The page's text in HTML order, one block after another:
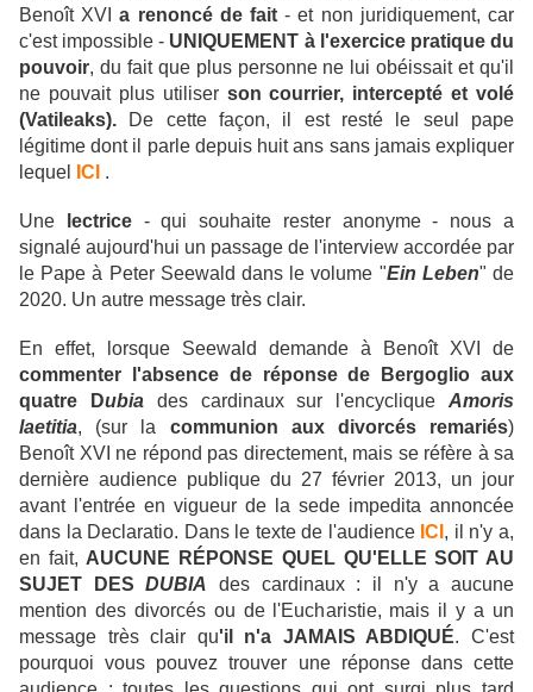
Benoît XVIa renoncé de fait - et non juridiquement, car
c'est impossible - UNIQUEMENT à l'exercice pratique du
pouvoir, du fait que plus personne ne lui obéissait et qu'il
ne pouvait plus utiliser son courrier, intercepté et volé
(Vatileaks). De cette façon, il est resté le seul pape
légitime dont il parle depuis huit ans sans jamais expliquer
lequel
ICI .
Une lectrice- qui souhaite rester anonyme - nous a
signalé aujourd'hui un passage de l'interview accordée par
le Pape à Peter Seewald dans le volume "Ein Leben" de
2020. Un autre message très clair.
En effet, lorsque Seewald demande à Benoît XVI de
commenter l'absence de réponse de Bergoglio aux
quatre Dubiades cardinaux sur l'encycliqueAmoris
laetitia, (sur la communion aux divorcés remariés)
Benoît XVI ne répond pas directement, mais se réfère à sa
dernière audience publique du 27 février 2013, un jour
avant l'entrée en vigueur de la sede impedita annoncée
dans la Declaratio. Dans le texte de l'audience ICI , il n'y a,
en fait, AUCUNE RÉPONSE QUEL QU'ELLE SOIT AU
SUJET DESDUBIA
des cardinaux : il n'y a aucune
mention des divorcés ou de l'Eucharistie, mais il y a un
message très clair qu'il n'a JAMAIS ABDIQUÉ. C'est
pourquoi vous pouvez trouver une réponse dans cette